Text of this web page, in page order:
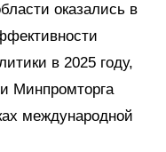
оказались в
в 2025 году,
Минпромторга
международной